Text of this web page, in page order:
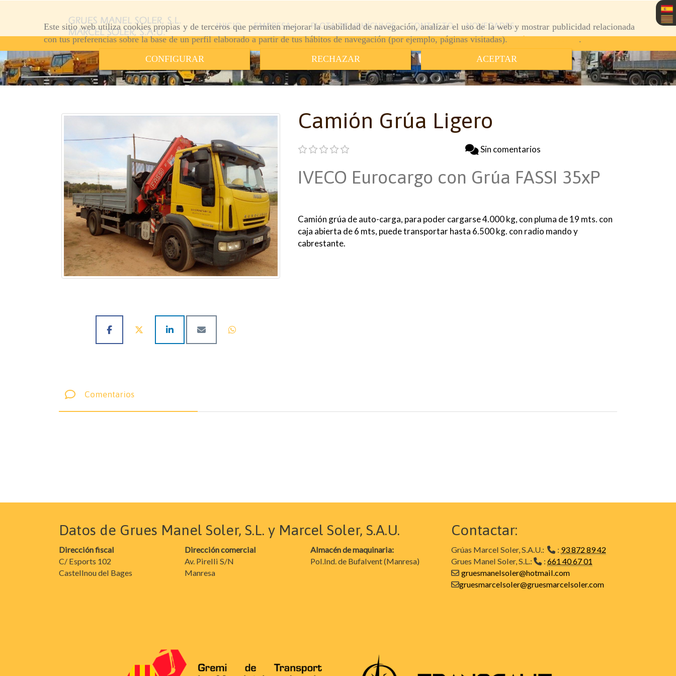
Este sitio web utiliza cookies propias y de terceros que permiten mejorar la usabilidad de navegación, analizar el uso de la web y mostrar publicidad relacionada
con tus preferencias sobre la base de un perfil elaborado a partir de tus hábitos de navegación (por ejemplo, páginas visitadas).Política de cookies.
CONFIGURAR
RECHAZAR ACEPTAR
INICIO EMPRESA FLOTA DE VEHÍCULOS CONTACTO NOVEDADES
Camión Grúa Ligero
Sin comentarios
IVECO Eurocargo con Grúa FASSI 35xP
Camión grúa de auto-carga, para poder cargarse 4.000 kg, con pluma de 19 mts. con
caja abierta de 6 mts, puede transportar hasta 6.500 kg. con radio mando y
cabrestante.
Comentarios
Datos de Grues Manel Soler, S.L. y Marcel Soler, S.A.U.
Dirección fiscal
C/ Esports 102
Castellnou del Bages
Dirección comercial
Av. Pirelli S/N
Manresa
Almacén de maquinaria:
Pol.Ind. de Bufalvent (Manresa)
Contactar:
Grúas Marcel Soler, S.A.U.: : 93 872 89 42
Grues Manel Soler, S.L.:
: 661 40 67 01
gruesmanelsoler@hotmail.com
gruesmarcelsoler@gruesmarcelsoler.com